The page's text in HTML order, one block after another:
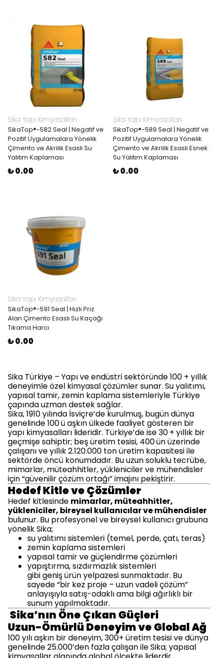
Sika Yapı Kimyasalları
SikaTop®-582 Seal | Negatif ve
Pozitif Uygulamalara Yönelik
Çimento ve Akrilik Esaslı Su
Yalıtım Kaplaması
₺ 0.00
Sika Yapı Kimyasalları
SikaTop®-589 Seal | Negatif ve
Pozitif Uygulamalara Yönelik
Çimento ve Akrilik Esaslı Esnek
Su Yalıtım Kaplaması
₺ 0.00
Sika Yapı Kimyasalları
SikaTop®-591 Seal | Hızlı Priz
Alan Çimento Esaslı Su Kaçağı
Tıkama Harcı
₺ 0.00
Sika Türkiye – Yapı ve endüstri sektöründe 100 + yıllık
deneyimle özel kimyasal çözümler sunar. Su yalıtımı,
yapısal tamir, zemin kaplama sistemleriyle Türkiye
çapında uzman destek sağlar.
Sika, 1910 yılında İsviçre’de kurulmuş, bugün dünya
genelinde 100ü aşkın ülkede faaliyet gösteren bir
yapı kimyasalları lideridir. Türkiye’de ise 30+ yıllık bir
geçmişe sahiptir; beş üretim tesisi, 400ün üzerinde
çalışanı ve yıllık 2.120.000 ton üretim kapasitesi ile
sektörde öncü konumdadır. Bu uzun soluklu tecrübe,
mimarlar, müteahhitler, yükleniciler ve mühendisler
için “güvenilir çözüm ortağı” imajını pekiştirir.
Hedef Kitle ve Çözümler
Hedef kitlesinde mimarlar, müteahhitler,
yükleniciler, bireysel kullanıcılar ve mühendisler
bulunur. Bu profesyonel ve bireysel kullanıcı grubuna
yönelik Sika;
su yalıtımı sistemleri (temel, perde, çatı, teras)
zemin kaplama sistemleri
yapısal tamir ve güçlendirme çözümleri
yapıştırma, sızdırmazlık sistemleri
gibi geniş ürün yelpazesi sunmaktadır. Bu
sayede “bir kez proje – uzun vadeli çözüm”
anlayışıyla satış-odaklı ama bilgi ağırlıklı bir
sunum yapılmaktadır.
Sika’nın Öne Çıkan Güçleri
Uzun-Ömürlü Deneyim ve Global Ağ
100 yılı aşkın bir deneyim, 300+ üretim tesisi ve dünya
genelinde 25.000’den fazla çalışan ile Sika; yapısal